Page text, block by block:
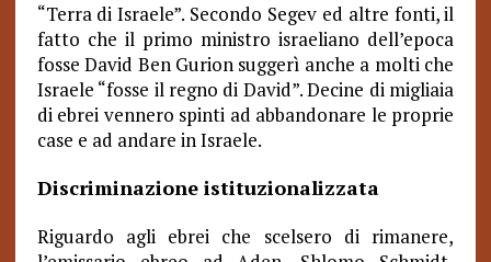
“Terra di Israele”. Secondo Segev ed altre fonti, il
fatto che il primo ministro israeliano dell’epoca
fosse David Ben Gurion suggerì anche a molti che
Israele “fosse il regno di David”. Decine di migliaia
di ebrei vennero spinti ad abbandonare le proprie
case e ad andare in Israele.
Discriminazione istituzionalizzata
Riguardo agli ebrei che scelsero di rimanere,